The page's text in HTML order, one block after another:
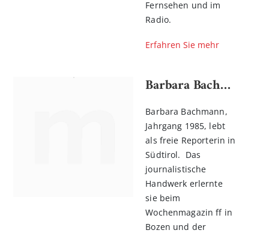
Fernsehen und im
Radio.
Erfahren Sie mehr
Barbara Bachmann
Barbara Bachmann,
Jahrgang 1985, lebt
als freie Reporterin in
Südtirol. Das
journalistische
Handwerk erlernte
sie beim
Wochenmagazin ff in
Bozen und der